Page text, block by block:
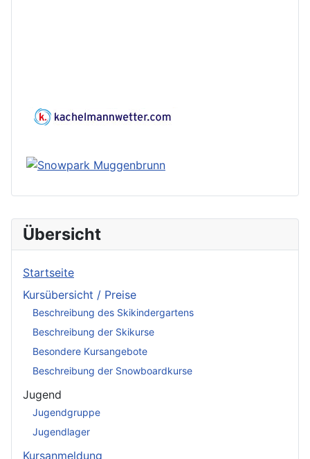
Übersicht
Startseite
Kursübersicht / Preise
Beschreibung des Skikindergartens
Beschreibung der Skikurse
Besondere Kursangebote
Beschreibung der Snowboardkurse
Jugend
Jugendgruppe
Jugendlager
Kursanmeldung